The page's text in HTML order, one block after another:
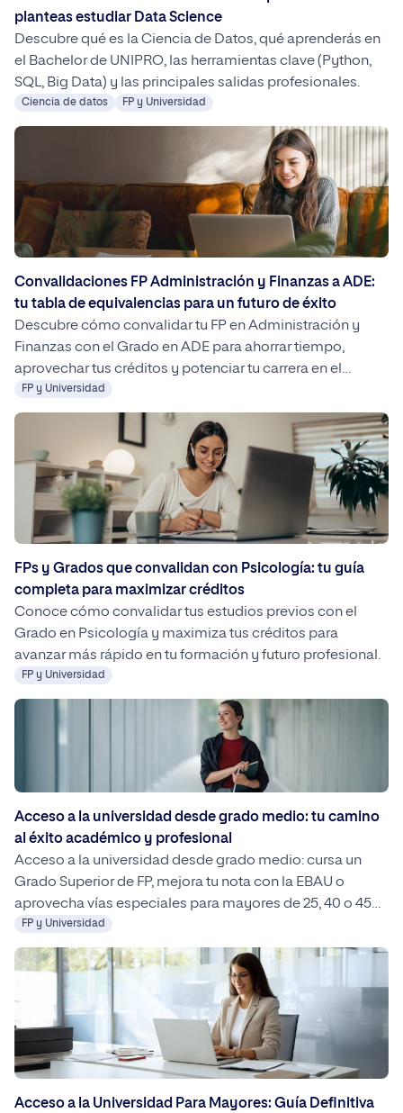
planteas estudiar Data Science
Descubre qué es la Ciencia de Datos, qué aprenderás en
el Bachelor de UNIPRO, las herramientas clave (Python,
SQL, Big Data) y las principales salidas profesionales.
Ciencia de datos FP y Universidad
Convalidaciones FP Administración y Finanzas a ADE:
tu tabla de equivalencias para un futuro de éxito
Descubre cómo convalidar tu FP en Administración y
Finanzas con el Grado en ADE para ahorrar tiempo,
aprovechar tus créditos y potenciar tu carrera en el
mundo empresarial.
FP y Universidad
FPs y Grados que convalidan con Psicología: tu guía
completa para maximizar créditos
Conoce cómo convalidar tus estudios previos con el
Grado en Psicología y maximiza tus créditos para
avanzar más rápido en tu formación y futuro profesional.
FP y Universidad
Acceso a la universidad desde grado medio: tu camino
al éxito académico y profesional
Acceso a la universidad desde grado medio: cursa un
Grado Superior de FP, mejora tu nota con la EBAU o
aprovecha vías especiales para mayores de 25, 40 o 45
años. Con planificación, convalidaciones y orientación, tu
transición a estudios universitarios es posible y flexible,
incluyendo opciones 100 % online como las de UNIPRO.
FP y Universidad
Acceso a la Universidad Para Mayores: Guía Definitiva